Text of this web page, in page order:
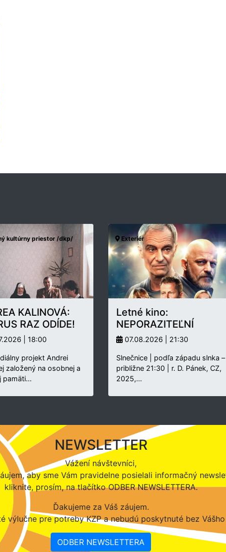
kultúrny priestor /dkp/
KALINOVÁ:
RAZ ODÍDE!
| 18:00
projekt Andrei
založený na osobnej a
pamäti…
Exteriér
Letné kino:
NEPORAZITEĽNÍ
07.08.2026 | 21:30
Slnečnice | podľa západu slnka –
približne 21:30 | r. D. Pánek, CZ,
2025,…
NEWSLETTER
Vážení návštevníci,
aby sme Vám pravidelne posielali informačný
kliknite, prosím, na tlačítko ODBER NEWSLETTERA.
Ďakujeme za Váš záujem.
výlučne pre potreby KZP a nebudú poskytnuté bez
ODBER NEWSLETTERA